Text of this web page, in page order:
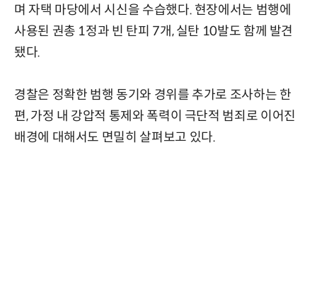
며 자택 마당에서 시신을 수습했다. 현장에서는 범행에
사용된 권총 1정과 빈 탄피 7개, 실탄 10발도 함께 발견
됐다.
경찰은 정확한 범행 동기와 경위를 추가로 조사하는 한
편, 가정 내 강압적 통제와 폭력이 극단적 범죄로 이어진
배경에 대해서도 면밀히 살펴보고 있다.